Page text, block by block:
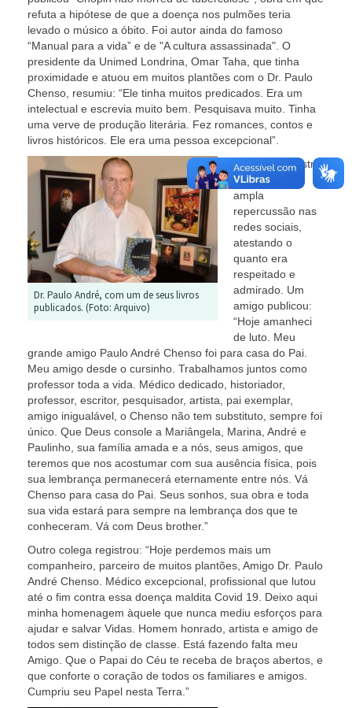
refuta a hipótese de que a doença nos pulmões teria
levado o músico a óbito. Foi autor ainda do famoso
“Manual para a vida” e de "A cultura assassinada". O
presidente da Unimed Londrina, Omar Taha, que tinha
proximidade e atuou em muitos plantões com o Dr. Paulo
Chenso, resumiu: “Ele tinha muitos predicados. Era um
intelectual e escrevia muito bem. Pesquisava muito. Tinha
uma verve de produção literária. Fez romances, contos e
livros históricos. Ele era uma pessoa excepcional”.
Dr. Paulo André, com um de seus livros
publicados. (Foto: Arquivo)
A morte do ilustre
médico teve
ampla
repercussão nas
redes sociais,
atestando o
quanto era
respeitado e
admirado. Um
amigo publicou:
“Hoje amanheci
de luto. Meu
grande amigo Paulo André Chenso foi para casa do Pai.
Meu amigo desde o cursinho. Trabalhamos juntos como
professor toda a vida. Médico dedicado, historiador,
professor, escritor, pesquisador, artista, pai exemplar,
amigo inigualável, o Chenso não tem substituto, sempre foi
único. Que Deus console a Mariângela, Marina, André e
Paulinho, sua família amada e a nós, seus amigos, que
teremos que nos acostumar com sua ausência física, pois
sua lembrança permanecerá eternamente entre nós. V
Chenso para casa do Pai. Seus sonhos, sua obra e toda
sua vida estará para sempre na lembrança dos que te
conheceram. Vá com Deus brother.”
Outro colega registrou: “Hoje perdemos mais um
companheiro, parceiro de muitos plantões, Amigo Dr. Paulo
André Chenso. Médico excepcional, profissional que lutou
até o fim contra essa doença maldita Covid 19. Deixo aqui
minha homenagem àquele que nunca mediu esforços para
ajudar e salvar Vidas. Homem honrado, artista e amigo de
todos sem distinção de classe. Está fazendo falta meu
Amigo. Que o Papai do Céu te receba de braços abertos, e
que conforte o coração de todos os familiares e amigos.
Cumpriu seu Papel nesta Terra.”